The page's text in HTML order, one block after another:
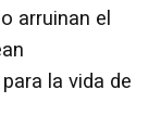
arruinan el
la vida de